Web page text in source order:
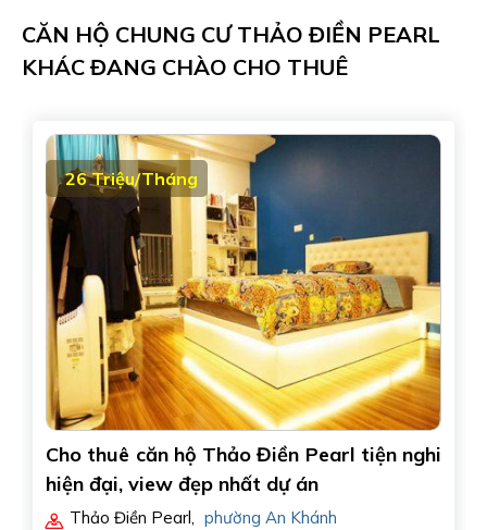
CĂN HỘ CHUNG CƯ THẢO ĐIỀN PEARL
KHÁC ĐANG CHÀO CHO THUÊ
26 Triệu/Tháng
Cho thuê căn hộ Thảo Điền Pearl tiện nghi
hiện đại, view đẹp nhất dự án
Thảo Điền Pearl, phường An Khánh